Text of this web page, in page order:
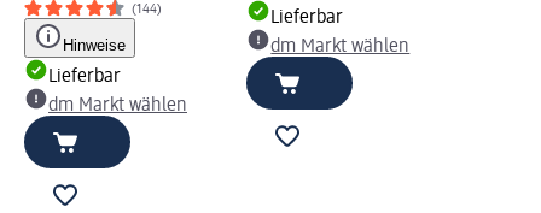
(144)
Hinweise
Lieferbar
dm Markt wählen
Lieferbar
dm Markt wählen